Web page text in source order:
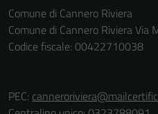
Comune di Cannero Riviera
Comune di Cannero Riviera Via
Codice fiscale: 00422710038
PEC: